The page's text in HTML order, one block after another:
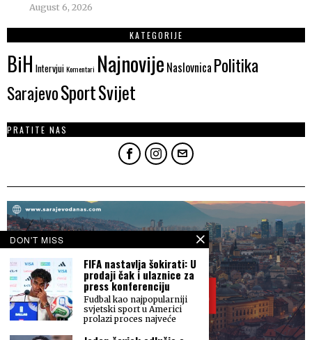
August 6, 2026
KATEGORIJE
BiH IntervjuiKomentari Najnovije Naslovnica Politika
SarajevoSportSvijet
PRATITE NAS
DON'T MISS
FIFA nastavlja šokirati: U
prodaji čak i ulaznice za
press konferenciju
Fudbal kao najpopularniji
svjetski sport u Americi
prolazi proces najveće